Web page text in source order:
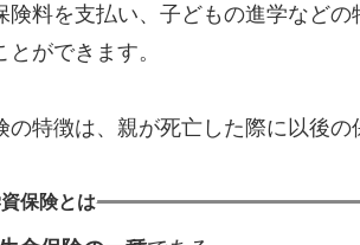
険料を支払い、子どもの進学など
とができます。
の特徴は、親が死亡した際に以後の
保険とは